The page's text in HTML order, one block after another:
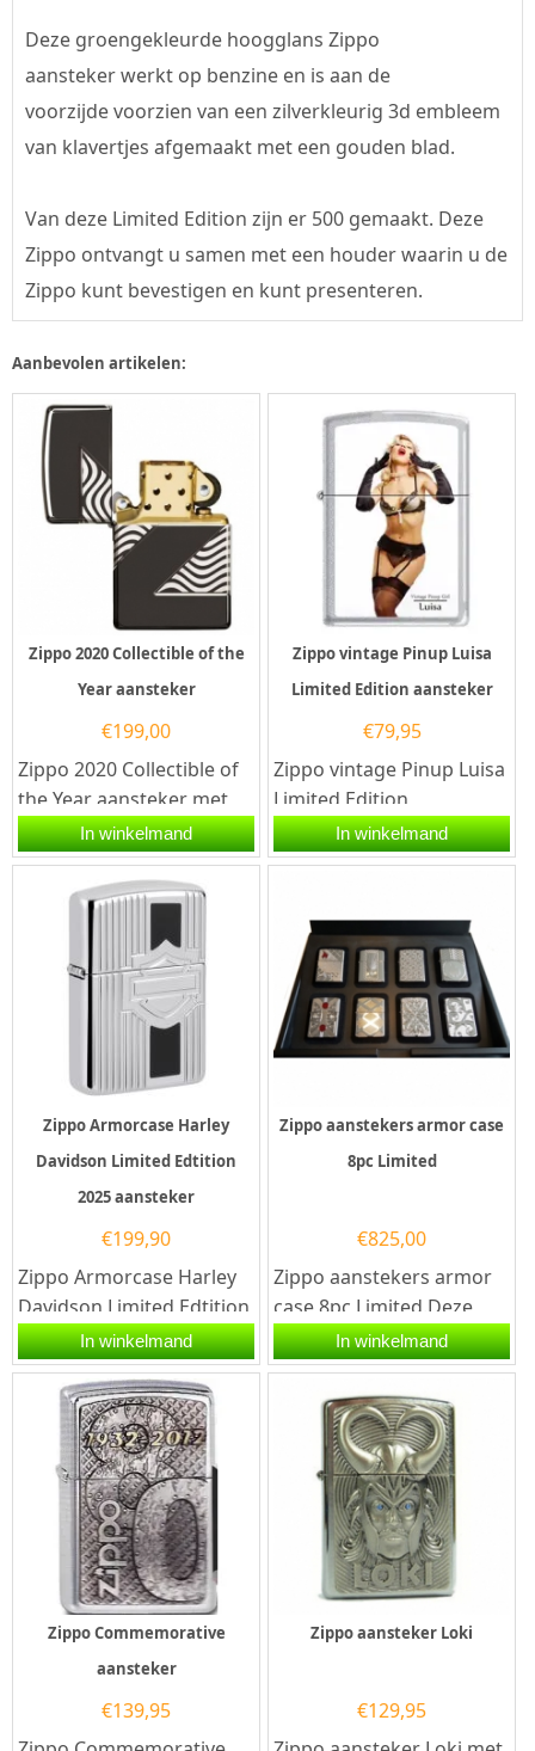
Deze groengekleurde hoogglans Zippo
aansteker werkt op benzine en is aan de
voorzijde voorzien van een zilverkleurig 3d embleem
van klavertjes afgemaakt met een gouden blad.
Van deze Limited Edition zijn er 500 gemaakt. Deze
Zippo ontvangt u samen met een houder waarin u de
Zippo kunt bevestigen en kunt presenteren.
Aanbevolen artikelen:
Zippo 2020 Collectible of the
Year aansteker
€199,00
Zippo 2020 Collectible of
the Year aansteker met
Zippo code 60005199. Het
betreft een armor...
In winkelmand
Zippo vintage Pinup Luisa
Limited Edition aansteker
€79,95
Zippo vintage Pinup Luisa
Limited Edition
aansteker.De Zippo
vintage Pinup Luisa
In winkelmand
Zippo Armorcase Harley
Davidson Limited Edtition
2025 aansteker
€199,90
Zippo Armorcase Harley
Davidson Limited Edtition
2025 aansteker.De Zippo
Armorcase Harley
Davidson...
In winkelmand
Zippo aanstekers armor case
8pc Limited
€825,00
Zippo aanstekers armor
case 8pc Limited.Deze
gelimiteerde set Zippo
aanstekers bestaat uit...
In winkelmand
Zippo Commemorative
aansteker
€139,95
Zippo aansteker Loki
€129,95